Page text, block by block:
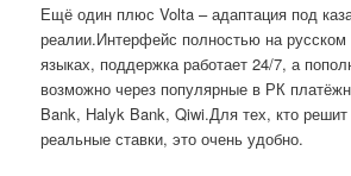
Ещё один плюс Volta – адаптация под
реалии.Интерфейс полностью на русском
языках, поддержка работает 24/7, а
возможно через популярные в РК
Bank, Halyk Bank, Qiwi.Для тех, кто решит
реальные ставки, это очень удобно.